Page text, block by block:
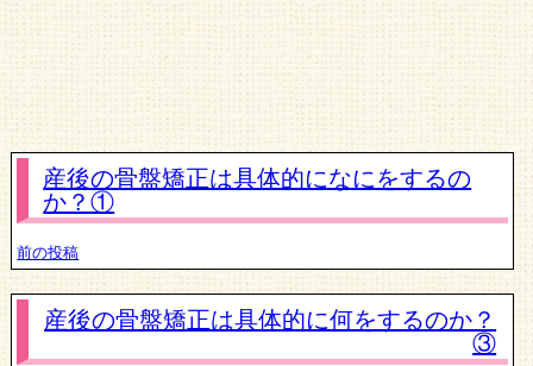
産後の骨盤矯正は具体的になにをするの
か？①
前の投稿
産後の骨盤矯正は具体的に何をするのか？
③